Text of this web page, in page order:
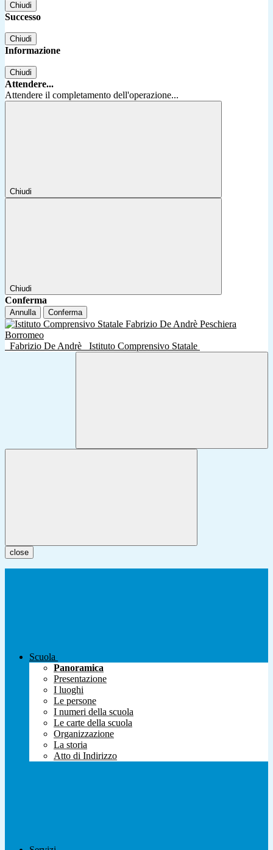
Chiudi
Successo
Chiudi
Informazione
Chiudi
Attendere...
Attendere il completamento dell'operazione...
Chiudi
Chiudi
Conferma
Annulla Conferma
Fabrizio De Andrè Istituto Comprensivo Statale
close
Scuola
Panoramica
Presentazione
I luoghi
Le persone
I numeri della scuola
Le carte della scuola
Organizzazione
La storia
Atto di Indirizzo